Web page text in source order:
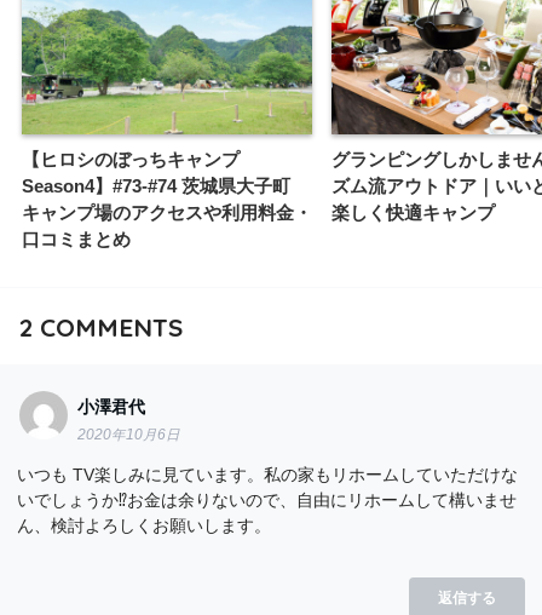
【ヒロシのぼっちキャンプ
Season4】#73-#74 茨城県大子町
キャンプ場のアクセスや利用料金・
口コミまとめ
グランピングしかしませ
ズム流アウトドア｜いい
楽しく快適キャンプ
2 COMMENTS
小澤君代
2020年10月6日
いつも TV楽しみに見ています。私の家もリホームしていただけな
いでしょうか⁉️お金は余りないので、自由にリホームして構いませ
ん、検討よろしくお願いします。
返信する